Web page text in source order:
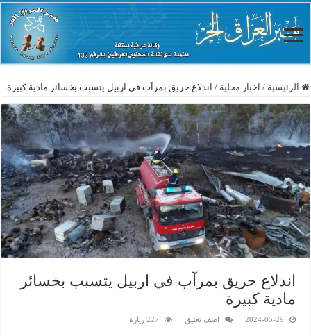
الرئيسية / اخبار محلية / اندلاع حريق بمرآب في اربيل يتسبب بخسائر مادية كبيرة
اندلاع حريق بمرآب في اربيل يتسبب بخسائر
مادية كبيرة
2024-05-29 اضف تعليق 227 زيارة